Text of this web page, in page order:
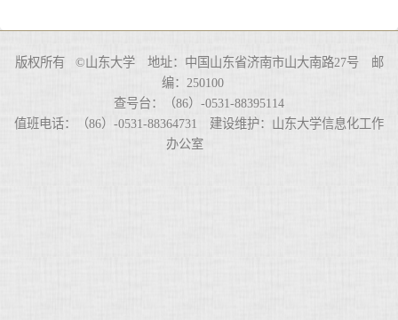
版权所有 ©山东大学 地址：中国山东省济南市山大南路27号 邮
编：250100
查号台：（86）-0531-88395114
值班电话：（86）-0531-88364731 建设维护：山东大学信息化工作
办公室